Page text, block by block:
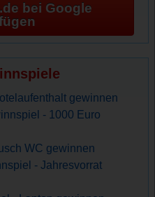
bei Google
gewinnen
- 1000 Euro
WC gewinnen
- Jahresvorrat